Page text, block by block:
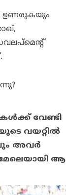
ഉണരുകയും
വേണ്ടി
വയറ്റില്‍
അവര്‍
ആ